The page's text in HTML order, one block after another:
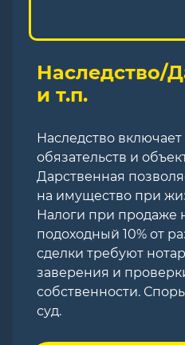
Наследство/
и т.п.
Наследство
обязательств и
Дарственная
на имущество при
Налоги при
подоходный 10% от
сделки требуют
заверения и
собственности.
суд.